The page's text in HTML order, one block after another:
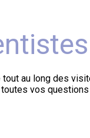
au long des
vos